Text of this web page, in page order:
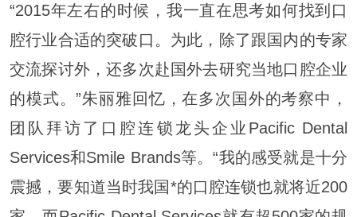
“2015年左右的时候，我一直在思考如何找到口
腔行业合适的突破口。为此，除了跟国内的专家
交流探讨外，还多次赴国外去研究当地口腔企业
的模式。”朱丽雅回忆，在多次国外的考察中，
团队拜访了口腔连锁龙头企业Pacific Dental
Services和Smile Brands等。“我的感受就是十分
震撼，要知道当时我国*的口腔连锁也就将近200